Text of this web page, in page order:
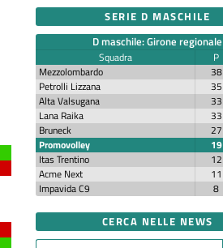
SERIE D MASCHILE
D maschile: Girone regionale
Squadra P
Mezzolombardo
38
Petrolli Lizzana
35
Alta Valsugana
33
Lana Raika
33
Bruneck
27
Promovolley
19
Itas Trentino
12
Acme Next
11
Impavida C9
8
CERCA NELLE NEWS